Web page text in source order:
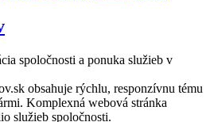
spoločnosti a ponuka služieb v
obsahuje rýchlu, responzívnu tému
Komplexná webová stránka
služieb spoločnosti.